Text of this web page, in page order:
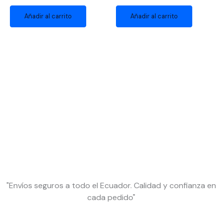
Añadir al carrito Añadir al carrito
"Envíos seguros a todo el Ecuador. Calidad y confianza en
cada pedido"